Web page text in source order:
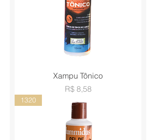
Xampu Tônico
Preço
R$ 8,58
1320